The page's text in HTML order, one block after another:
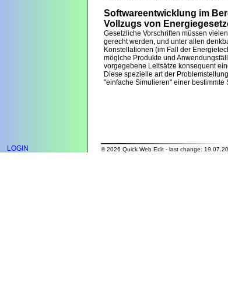
LOGIN
Softwareentwicklung im
Vollzugs von
Gesetzliche Vorschriften müssen
gerecht werden, und unter allen
Konstellationen (im Fall der
möglche Produkte und
vorgegebene Leitsätze konsequent
Diese spezielle art der
"einfache Simulieren" einer bestimmte
© 2026 Quick Web Edit - last change: